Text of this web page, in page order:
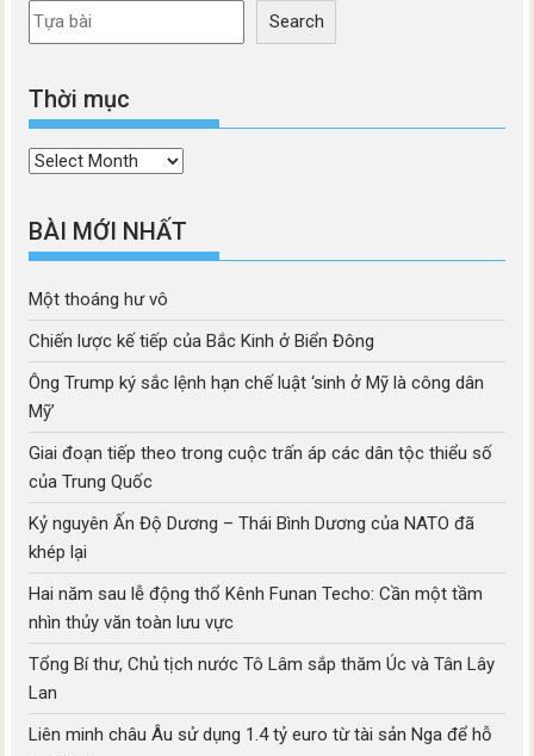
Search
Thời mục
Thời
BÀI MỚI NHẤT
Một thoáng hư vô
Chiến lược kế tiếp của Bắc Kinh ở Biển Đông
Ông Trump ký sắc lệnh hạn chế luật ‘sinh ở Mỹ là công dân
Mỹ’
Giai đoạn tiếp theo trong cuộc trấn áp các dân tộc thiểu số
của Trung Quốc
Kỷ nguyên Ấn Độ Dương – Thái Bình Dương của NATO đã
khép lại
Hai năm sau lễ động thổ Kênh Funan Techo: Cần một tầm
nhìn thủy văn toàn lưu vực
Tổng Bí thư, Chủ tịch nước Tô Lâm sắp thăm Úc và Tân Lây
Lan
Liên minh châu Âu sử dụng 1.4 tỷ euro từ tài sản Nga để hỗ